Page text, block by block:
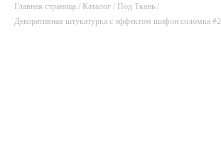
Главная страница / Каталог / Под Ткань /
Декоративная штукатурка с эффектом шифон соломка #2